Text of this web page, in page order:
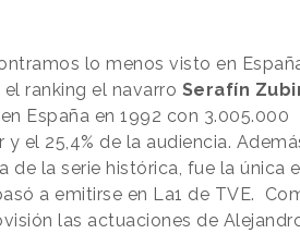
lo menos visto en
el ranking el navarro Serafín
España en 1992 con 3.005.000
el 25,4% de la audiencia.
de la serie histórica, fue la única
a emitirse en La1 de TVE.
las actuaciones de